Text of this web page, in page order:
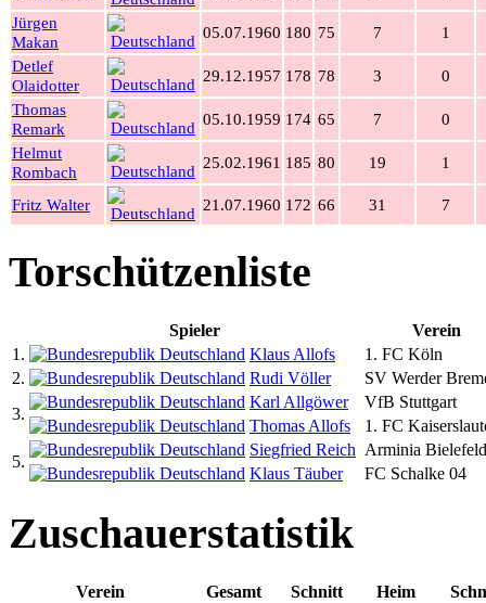
Jürgen
Makan
05.07.1960 180 75 7
1
Detlef
Olaidotter
29.12.1957 178 78 3
0
Thomas
Remark
05.10.1959 174 65 7
0
Helmut
Rombach
25.02.1961 185 80 19 1
Fritz Walter 21.07.1960 172 66 31 7
Torschützenliste
Spieler
Verein
1.
Klaus Allofs
1. FC Köln
2.
Rudi Völler
SV Werder
3.
Karl Allgöwer
VfB Stuttgart
Thomas Allofs
1. FC
5.
Siegfried Reich Arminia Bielefeld
Klaus Täuber
FC Schalke 04
Zuschauerstatistik
Verein Gesamt Schnitt Heim